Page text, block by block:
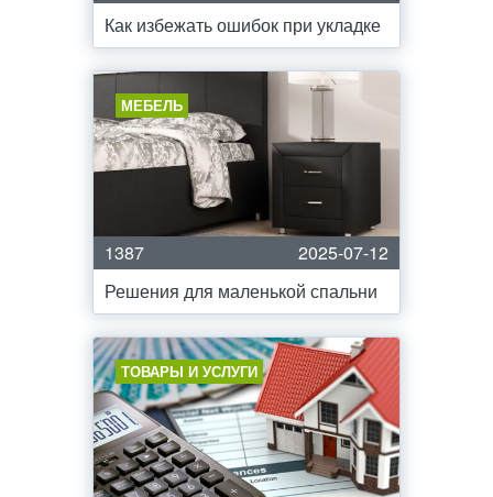
Как избежать ошибок при укладке
МЕБЕЛЬ
1387
2025-07-12
Решения для маленькой спальни
ТОВАРЫ И УСЛУГИ